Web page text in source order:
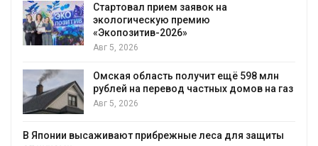
Стартовал прием заявок на
экологическую премию
«Экопозитив-2026»
Авг 5, 2026
Омская область получит ещё 598 млн
рублей на перевод частных домов на газ
Авг 5, 2026
В Японии высаживают прибрежные леса для защиты